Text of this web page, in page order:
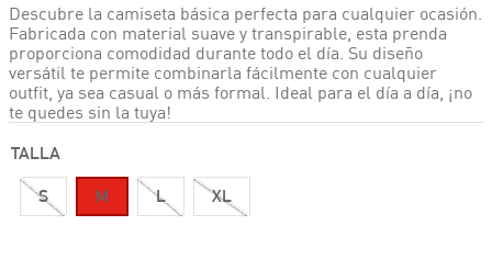
Descubre la camiseta básica perfecta para cualquier ocasión.
Fabricada con material suave y transpirable, esta prenda
proporciona comodidad durante todo el día. Su diseño
versátil te permite combinarla fácilmente con cualquier
outfit, ya sea casual o más formal. Ideal para el día a día, ¡no
te quedes sin la tuya!
TALLA
S M L XL